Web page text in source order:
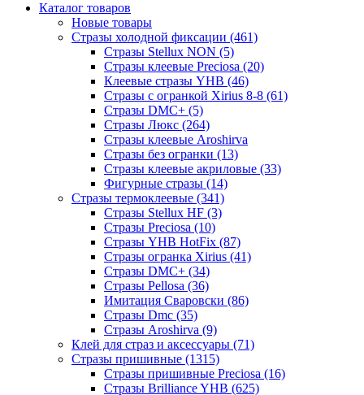
Каталог товаров
Новые товары
Стразы холодной фиксации (461)
Стразы Stellux NON (5)
Стразы клеевые Preciosa (20)
Клеевые стразы YHB (46)
Стразы с огранкой Xirius 8-8 (61)
Стразы DMC+ (5)
Стразы Люкс (264)
Стразы клеевые Aroshirva
Стразы без огранки (13)
Стразы клеевые акриловые (33)
Фигурные стразы (14)
Стразы термоклеевые (341)
Стразы Stellux HF (3)
Стразы Preciosa (10)
Стразы YHB HotFix (87)
Стразы огранка Xirius (41)
Стразы DMC+ (34)
Стразы Pellosa (36)
Имитация Сваровски (86)
Стразы Dmc (35)
Стразы Aroshirva (9)
Клей для страз и аксессуары (71)
Стразы пришивные (1315)
Стразы пришивные Preciosa (16)
Стразы Brilliance YHB (625)